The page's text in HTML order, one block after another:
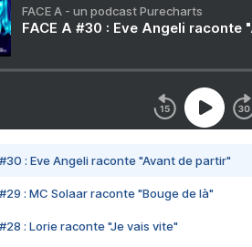
FACE A - un podcast Purecharts
FACE A #30 : Eve Angeli raconte
#30 : Eve Angeli raconte "Avant de partir"
#29 : MC Solaar raconte "Bouge de là"
#28 : Lorie raconte "Je vais vite"